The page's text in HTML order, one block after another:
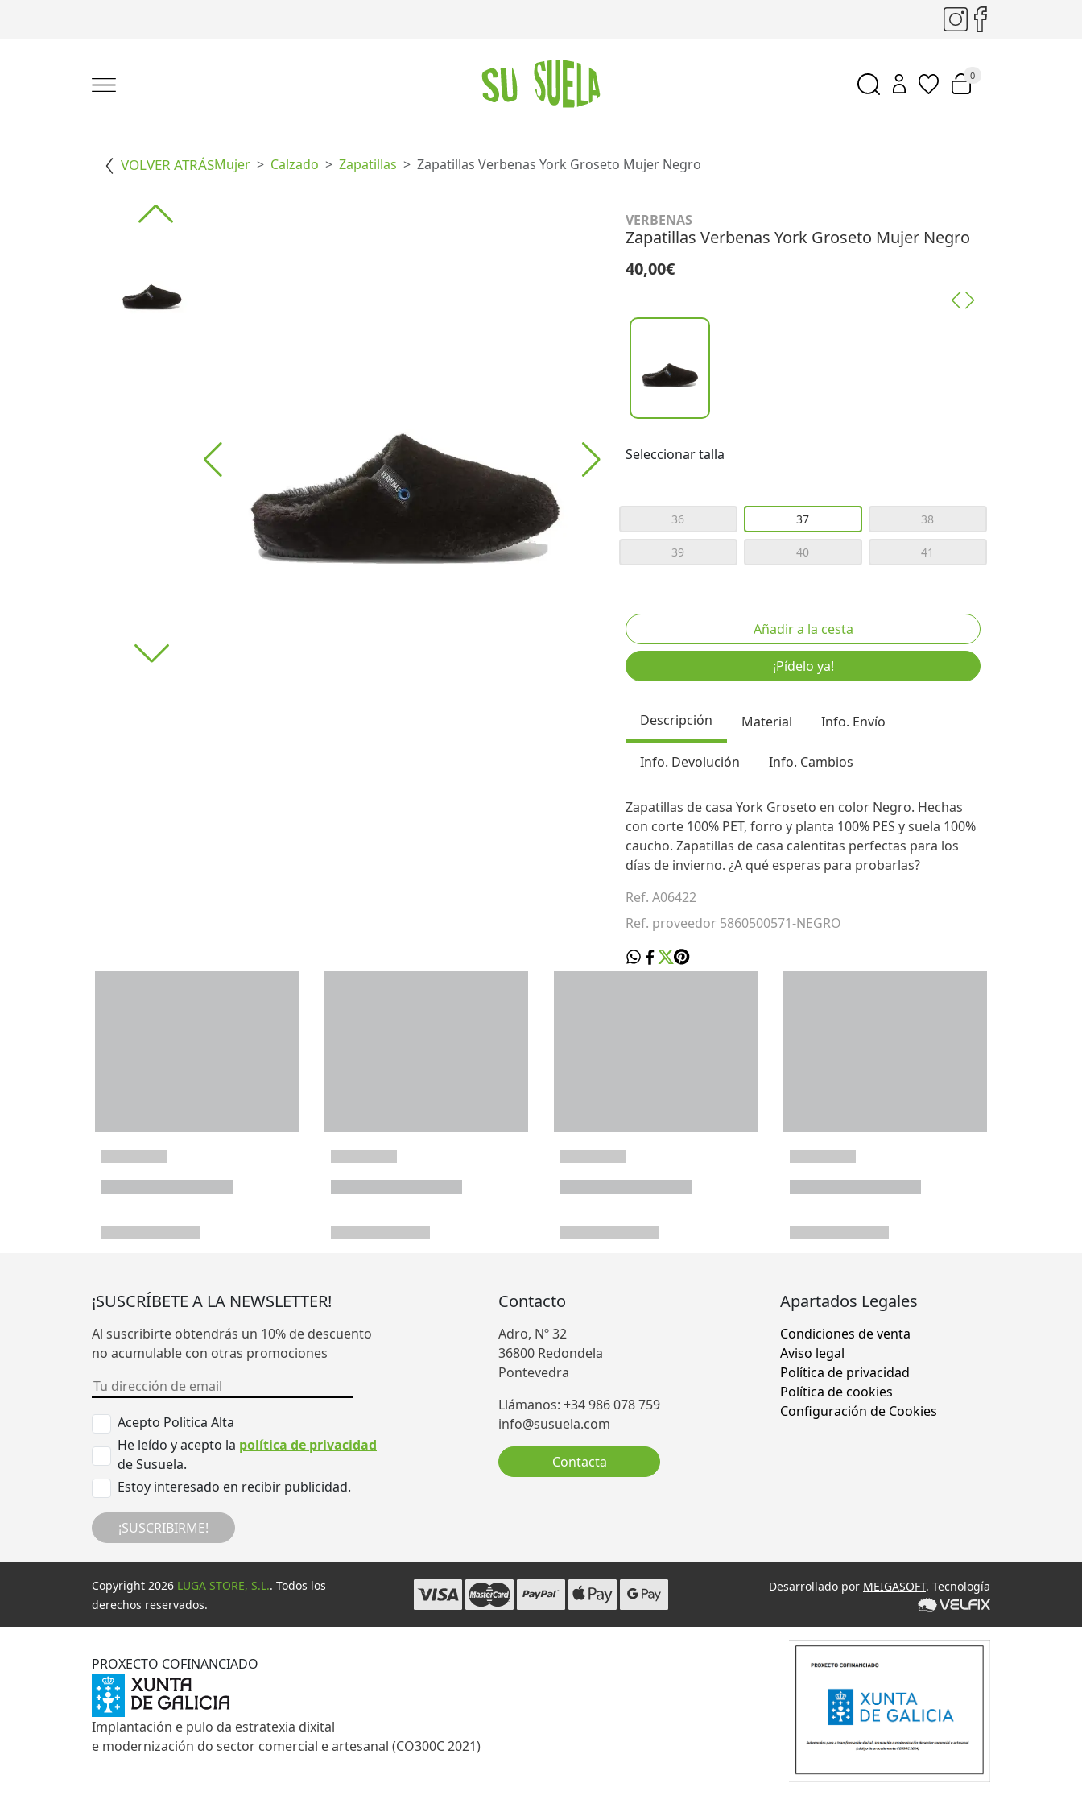
0
VOLVER ATRÁSMujer Calzado Zapatillas Zapatillas Verbenas York Groseto Mujer Negro
VERBENAS
Zapatillas Verbenas York Groseto Mujer Negro
40,00€
Seleccionar talla
36 37 38
39 40 41
¡Pídelo ya!
Descripción Material Info. Envío
Info. Devolución Info. Cambios
Zapatillas de casa York Groseto en color Negro. Hechas
con corte 100% PET, forro y planta 100% PES y suela 100%
caucho. Zapatillas de casa calentitas perfectas para los
días de invierno. ¿A qué esperas para probarlas?
Ref. A06422
Ref. proveedor 5860500571-NEGRO
¡SUSCRÍBETE A LA NEWSLETTER!
Al suscribirte obtendrás un 10% de descuento
no acumulable con otras promociones
Acepto Politica Alta
He leído y acepto la política de privacidad
de Susuela.
Estoy interesado en recibir publicidad.
¡SUSCRIBIRME!
Contacto
Adro, Nº 32
36800 Redondela
Pontevedra
Llámanos: +34 986 078 759
info@susuela.com
Contacta
Apartados Legales
Condiciones de venta
Aviso legal
Política de privacidad
Política de cookies
Configuración de Cookies
Copyright 2026 LUGA STORE, S.L.. Todos los
derechos reservados.
Desarrollado por MEIGASOFT. Tecnología
PROXECTO COFINANCIADO
Implantación e pulo da estratexia dixital
e modernización do sector comercial e artesanal (CO300C 2021)